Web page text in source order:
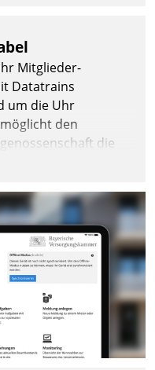
Mitglieder-
Datatrains
um die Uhr
den
die
Tablet oder PC.